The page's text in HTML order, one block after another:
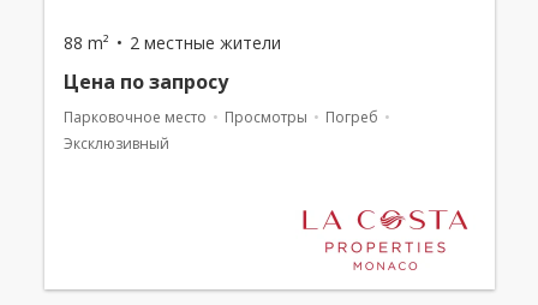
88 m² 2 местные жители
Цена по запросу
Парковочное место Просмотры
Погреб
Эксклюзивный